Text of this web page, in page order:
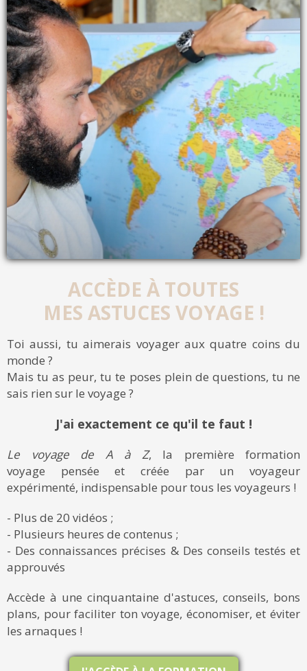
ACCÈDE À TOUTES
MES ASTUCES VOYAGE !
Toi aussi, tu aimerais voyager aux quatre coins du
monde ?
Mais tu as peur, tu te poses plein de questions, tu ne
sais rien sur le voyage ?
J'ai exactement ce qu'il te faut !
Le voyage de A à Z, la première formation
voyage pensée et créée par un voyageur
expérimenté, indispensable pour tous les voyageurs !
- Plus de 20 vidéos ;
- Plusieurs heures de contenus ;
- Des connaissances précises & Des conseils testés et
approuvés
Accède à une cinquantaine d'astuces, conseils, bons
plans, pour faciliter ton voyage, économiser, et éviter
les arnaques !